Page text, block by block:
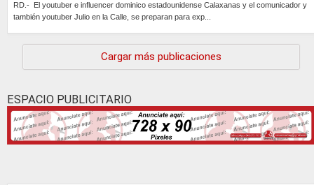
RD.- El youtuber e influencer dominico estadounidense Calaxanas y el comunicador y
también youtuber Julio en la Calle, se preparan para exp...
Cargar más publicaciones
ESPACIO PUBLICITARIO